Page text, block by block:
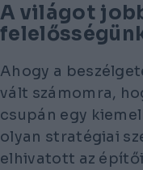
A világot
Ahogy a
vált számomra,
csupán egy
olyan stratégiai
elhivatott az